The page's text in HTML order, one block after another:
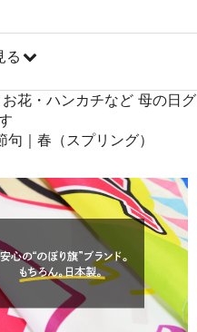
る
花・ハンカチなど 母の日グ
す
｜春（スプリング）